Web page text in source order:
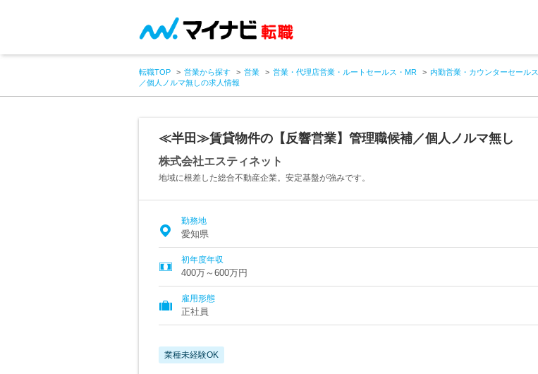
転職TOP 営業から探す 営業 営業・代理店営業・ルートセールス・MR 内勤営業・カウンターセールス
／個人ノルマ無しの求人情報
≪半田≫賃貸物件の【反響営業】管理職候補／個人ノルマ無し
株式会社エスティネット
地域に根差した総合不動産企業。安定基盤が強みです。
勤務地
愛知県
初年度年収
400万～600万円
雇用形態
正社員
業種未経験OK